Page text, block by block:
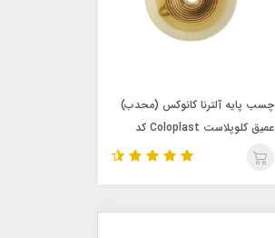
چسب پایه آلترنا کانوکس (محدب)
عمیق کلوپلاست Coloplast کد
4676